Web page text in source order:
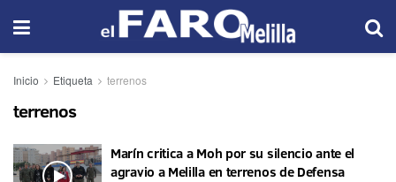
Inicio Etiqueta terrenos
terrenos
Marín critica a Moh por su silencio ante el
agravio a Melilla en terrenos de Defensa